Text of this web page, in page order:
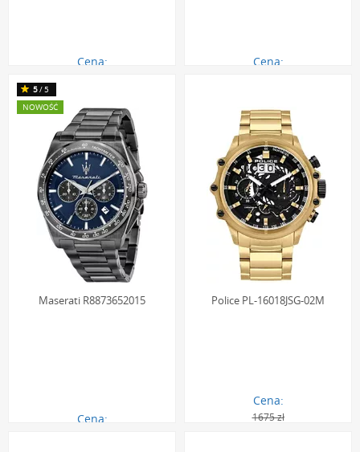
Cena:
Cena:
Maserati R8873652015
Cena:
5/5
NOWOŚĆ
Police PL-16018JSG-02M
Cena:
1675 zł